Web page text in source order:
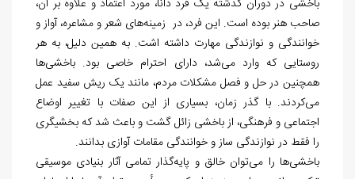
باخشی در دوران گذشته یک فرد دانا، مورد اعتماد و علاوه بر آن،
صاحب هنر بوده است. این فرد، در زمینه‌های شعر و مشاعره، آواز و
خوانندگی و نوازندگی مهارت داشته اشت. به همین دلیل، به هر
روستایی که وارد می‌شد، دارای احترام خاصی بود. باخشی‌ها
همچنین در حل و فصل مشکلات مردم، مانند یک ریش سفید عمل
می‌کردند. با گذر زمان، بسیاری از این صفات با تغییر اوضاع
اجتماعی و فرهنگی، از باخشی زائل گشت و باعث شد که بخشیگری
را فقط در نوازندگی ساز و خوانندگی مقامات آوازی بدانند.
باخشی‌ها را می‌توان خالق و پایه‌گذار تمامی آثار بنیادی موسیقی